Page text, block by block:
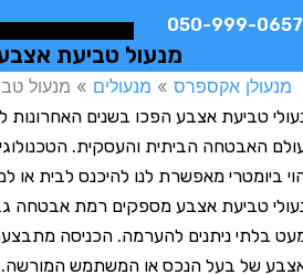
050-999-
מנעול טביעת אצבע
אקספרס»מנעולים»מנעול טביעת
טביעת אצבע הפכו בשנים האחרונות
הביתית והעסקית. הטכנולוגיה
מאפשרת לנו להיכנס לבית או
טביעת אצבע מספקים רמת אבטחה גבוהה,
ניתנים להערמה. הכניסה מתבצעת
בעל הנכס או המשתמש המורשה. בשוק